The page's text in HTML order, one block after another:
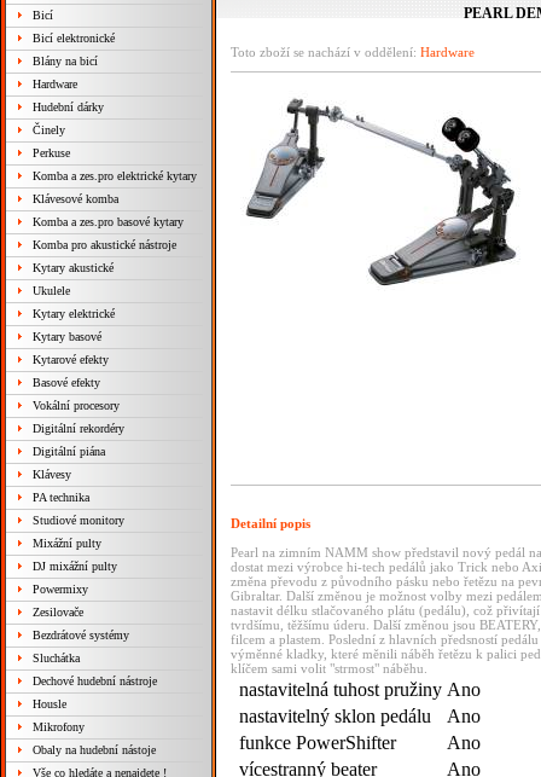
Bicí
Bicí elektronické
Blány na bicí
Hardware
Hudební dárky
Činely
Perkuse
Komba a zes.pro elektrické kytary
Klávesové komba
Komba a zes.pro basové kytary
Komba pro akustické nástroje
Kytary akustické
Ukulele
Kytary elektrické
Kytary basové
Kytarové efekty
Basové efekty
Vokální procesory
Digitální rekordéry
Digitální piána
Klávesy
PA technika
Studiové monitory
Mixážní pulty
DJ mixážní pulty
Powermixy
Zesilovače
Bezdrátové systémy
Sluchátka
Dechové hudební nástroje
Housle
Mikrofony
Obaly na hudební nástoje
Vše co hledáte a nenajdete !
PEARL
Toto zboží se nachází v oddělení: Hardware
Detailní popis
Pearl na zimním NAMM show představil nový pedál
dostat mezi výrobce hi-tech pedálů jako Trick nebo
změna převodu z původního pásku nebo řetězu na
Gibraltar. Další změnou je možnost volby mezi
nastavit délku stlačovaného plátu (pedálu), což
tvrdšímu, těžšímu úderu. Další změnou jsou
filcem a plastem. Poslední z hlavních předsností
výměnné kladky, které měnili náběh řetězu k palici
klíčem sami volit "strmost" náběhu.
nastavitelná tuhost pružiny Ano
nastavitelný sklon pedálu
Ano
funkce PowerShifter
Ano
vícestranný beater
Ano